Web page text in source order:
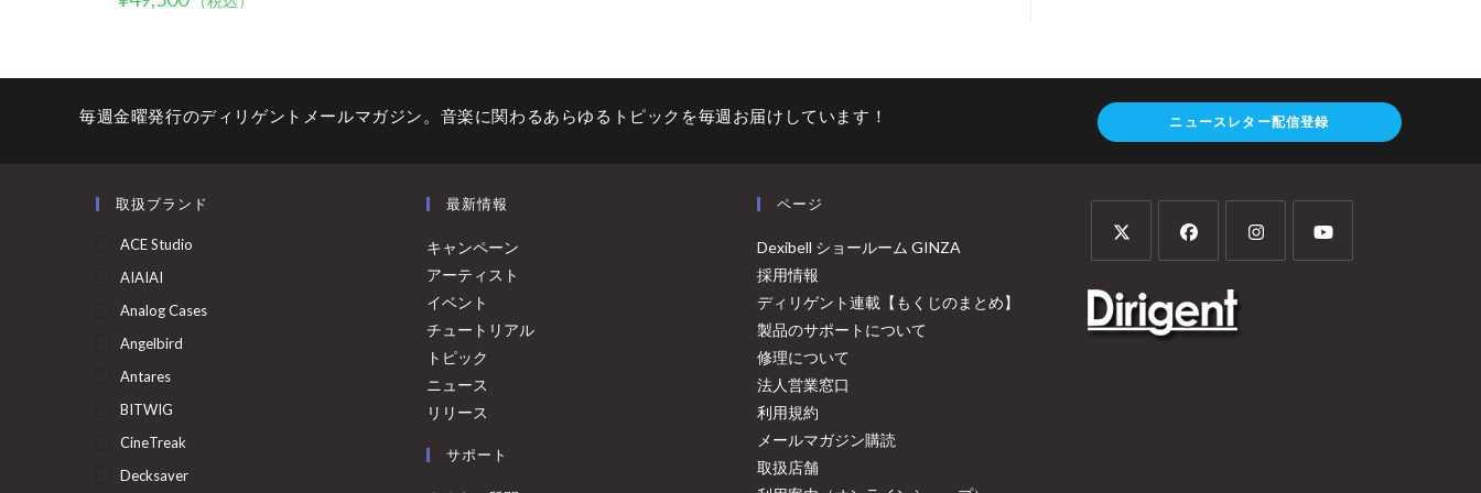
毎週金曜発行のディリゲントメールマガジン。音楽に関わるあらゆるトピックを毎週お届けしています！ ニュースレター配信登録
取扱ブランド
ACE Studio
AIAIAI
Analog Cases
Angelbird
Antares
BITWIG
CineTreak
Decksaver
最新情報
キャンペーン
アーティスト
イベント
チュートリアル
トピック
ニュース
リリース
サポート
ページ
Dexibell ショールーム GINZA
採用情報
ディリゲント連載【もくじのまとめ】
製品のサポートについて
修理について
法人営業窓口
利用規約
メールマガジン購読
取扱店舗